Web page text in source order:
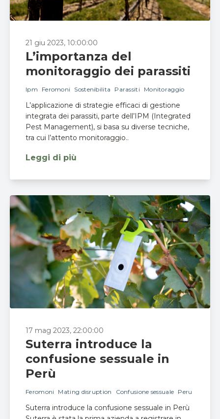
21 giu 2023, 10:00:00
L’importanza del
monitoraggio dei parassiti
Ipm Feromoni Sostenibilita Parassiti Monitoraggio
L’applicazione di strategie efficaci di gestione
integrata dei parassiti, parte dell’IPM (Integrated
Pest Management), si basa su diverse tecniche,
tra cui l’attento monitoraggio..
Leggi di più
17 mag 2023, 22:00:00
Suterra introduce la
confusione sessuale in
Perù
Feromoni Mating disruption Confusione sessuale Peru
Suterra introduce la confusione sessuale in Perù